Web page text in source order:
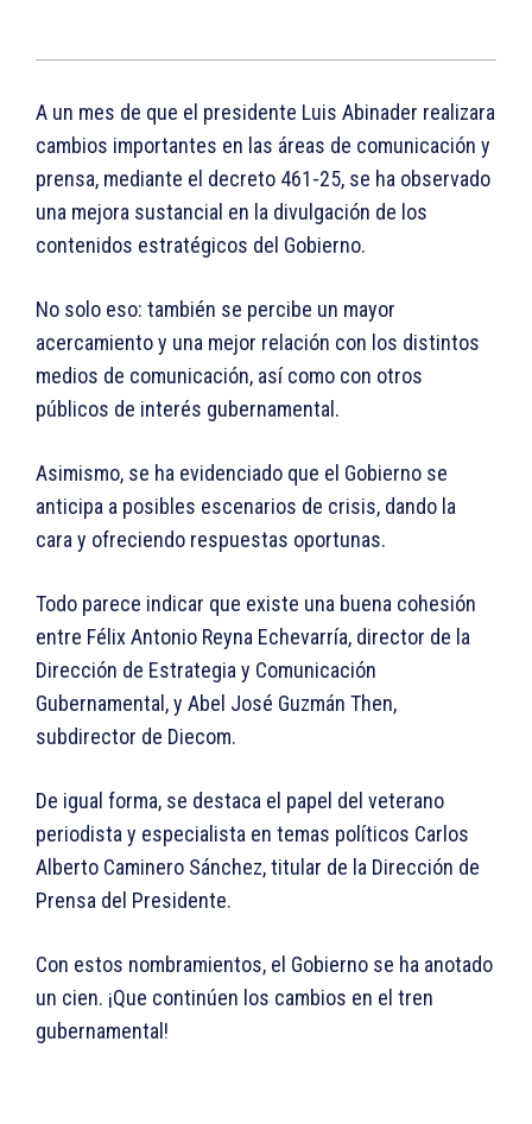
A un mes de que el presidente Luis Abinader realizara
cambios importantes en las áreas de comunicación y
prensa, mediante el decreto 461-25, se ha observado
una mejora sustancial en la divulgación de los
contenidos estratégicos del Gobierno.
No solo eso: también se percibe un mayor
acercamiento y una mejor relación con los distintos
medios de comunicación, así como con otros
públicos de interés gubernamental.
Asimismo, se ha evidenciado que el Gobierno se
anticipa a posibles escenarios de crisis, dando la
cara y ofreciendo respuestas oportunas.
Todo parece indicar que existe una buena cohesión
entre Félix Antonio Reyna Echevarría, director de la
Dirección de Estrategia y Comunicación
Gubernamental, y Abel José Guzmán Then,
subdirector de Diecom.
De igual forma, se destaca el papel del veterano
periodista y especialista en temas políticos Carlos
Alberto Caminero Sánchez, titular de la Dirección de
Prensa del Presidente.
Con estos nombramientos, el Gobierno se ha anotado
un cien. ¡Que continúen los cambios en el tren
gubernamental!